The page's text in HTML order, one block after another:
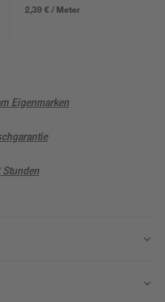
2,39 € / Meter
Eigenmarken